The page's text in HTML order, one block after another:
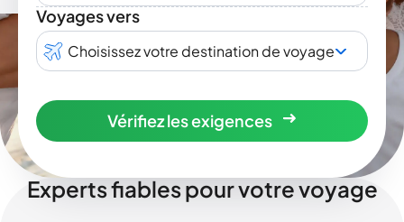
Voyages vers
Choisissez votre destination de voyage
Vérifiez les exigences
Experts fiables pour votre voyage